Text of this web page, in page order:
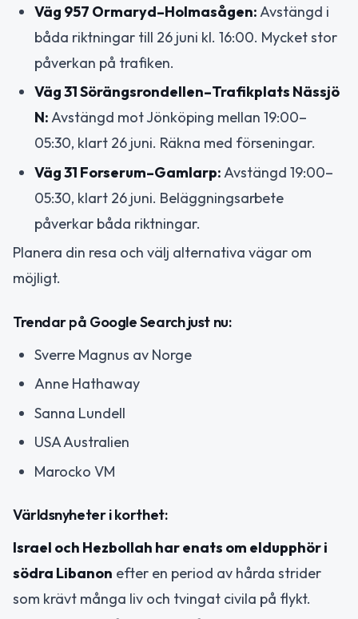
Väg 957 Ormaryd–Holmasågen: Avstängd i
båda riktningar till 26 juni kl. 16:00. Mycket stor
påverkan på trafiken.
Väg 31 Sörängsrondellen–Trafikplats Nässjö
N:Avstängd mot Jönköping mellan 19:00–
05:30, klart 26 juni. Räkna med förseningar.
Väg 31 Forserum–Gamlarp: Avstängd 19:00–
05:30, klart 26 juni. Beläggningsarbete
påverkar båda riktningar.
Planera din resa och välj alternativa vägar om
möjligt.
Trendar på Google Search just nu:
Sverre Magnus av Norge
Anne Hathaway
Sanna Lundell
USA Australien
Marocko VM
Världsnyheter i korthet:
Israel och Hezbollah har enats om eldupphör i
södra Libanon efter en period av hårda strider
som krävt många liv och tvingat civila på flykt.